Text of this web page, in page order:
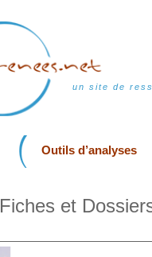
un site de
Outils d’analyses
Fiches et